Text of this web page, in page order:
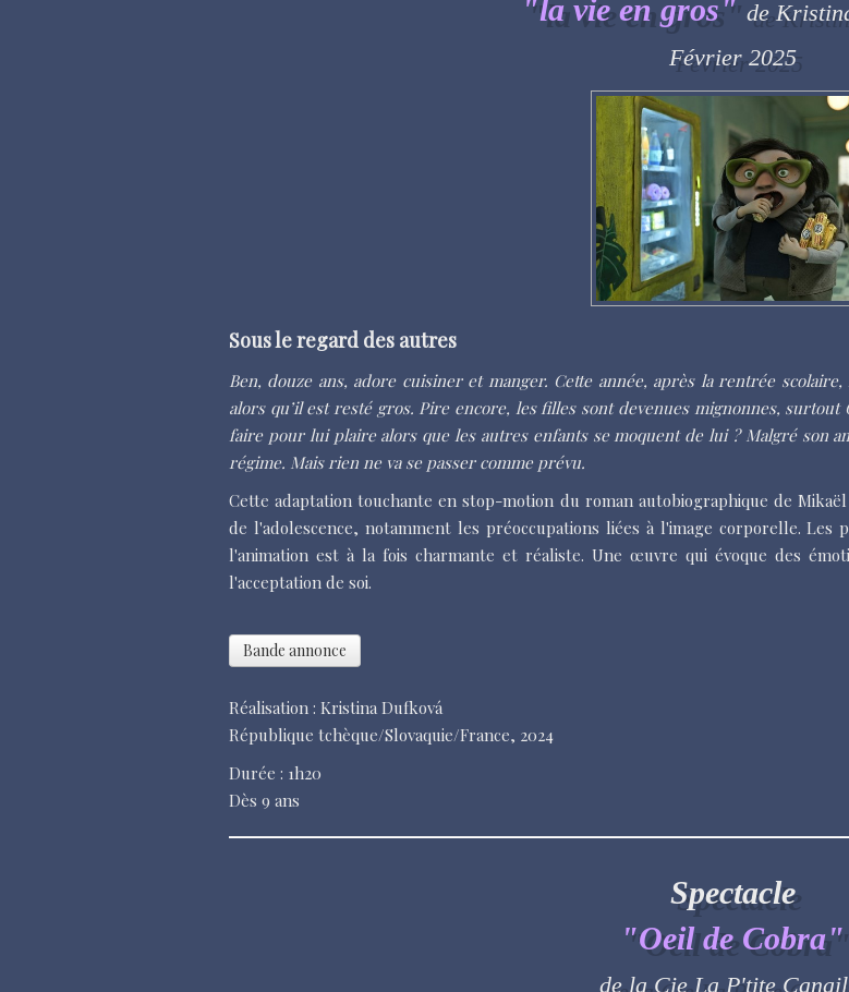
"la vie en gros" de
Février 2025
Sous le regard des autres
Ben, douze ans, adore cuisiner et manger. Cette année, après la rentrée
alors qu’il est resté gros. Pire encore, les filles sont devenues mignonnes,
faire pour lui plaire alors que les autres enfants se moquent de lui ? Malgré son
régime. Mais rien ne va se passer comme prévu.
Cette adaptation touchante en stop-motion du roman autobiographique de
de l'adolescence, notamment les préoccupations liées à l'image corporelle. Les
l'animation est à la fois charmante et réaliste. Une œuvre qui évoque des
l'acceptation de soi.
Bande annonce
Réalisation : Kristina Dufková
République tchèque/Slovaquie/France, 2024
Durée : 1h20
Dès 9 ans
Spectacle
"Oeil de Cobra"
de la Cie La P'tite